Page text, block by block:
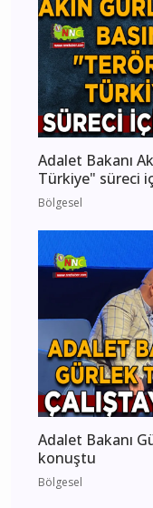
Adalet Bakanı
Türkiye" süreci
Bölgesel
Adalet Bakanı
konuştu
Bölgesel